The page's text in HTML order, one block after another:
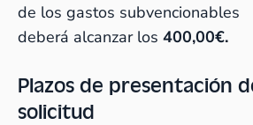
de los gastos subvencionables
deberá alcanzar los 400,00€.
Plazos de presentación
solicitud